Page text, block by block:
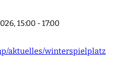
15:00 - 17:00
aktuelles/winterspielplatz